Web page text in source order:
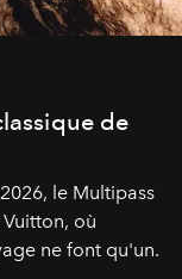
de
le Multipass
où
ne font qu'un.